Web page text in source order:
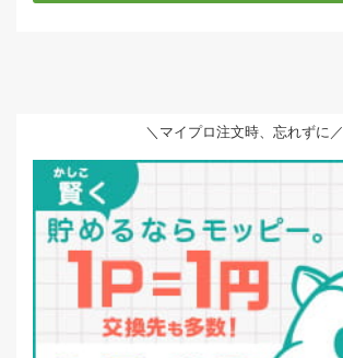
＼マイプロ注文時、忘れずに／